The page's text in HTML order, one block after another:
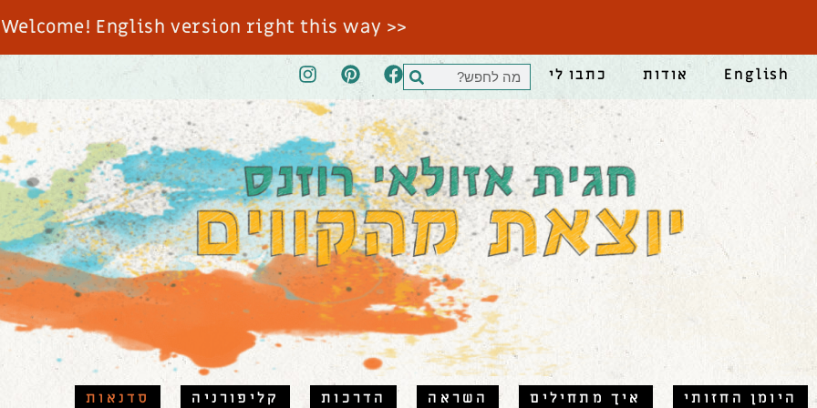
<< Welcome! English version right this way
English אודות כתבו לי
היומן החזותי איך מתחילים השראה הדרכות קליפורניה סדנאות